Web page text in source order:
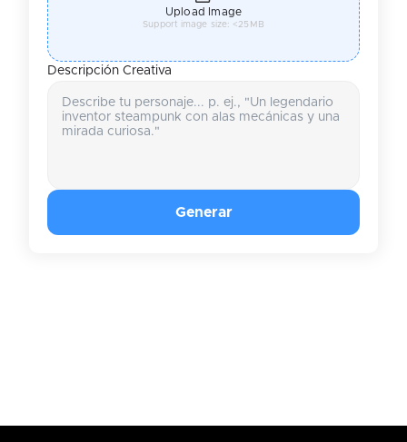
Upload Image
Support image size: <25MB
Descripción Creativa
Generar